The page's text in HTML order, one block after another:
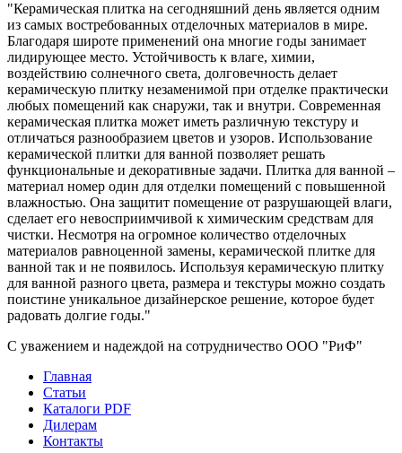
"Керамическая плитка на сегодняшний день является одним
из самых востребованных отделочных материалов в мире.
Благодаря широте применений она многие годы занимает
лидирующее место. Устойчивость к влаге, химии,
воздействию солнечного света, долговечность делает
керамическую плитку незаменимой при отделке практически
любых помещений как снаружи, так и внутри. Современная
керамическая плитка может иметь различную текстуру и
отличаться разнообразием цветов и узоров. Использование
керамической плитки для ванной позволяет решать
функциональные и декоративные задачи. Плитка для ванной –
материал номер один для отделки помещений с повышенной
влажностью. Она защитит помещение от разрушающей влаги,
сделает его невосприимчивой к химическим средствам для
чистки. Несмотря на огромное количество отделочных
материалов равноценной замены, керамической плитке для
ванной так и не появилось. Используя керамическую плитку
для ванной разного цвета, размера и текстуры можно создать
поистине уникальное дизайнерское решение, которое будет
радовать долгие годы."
С уважением и надеждой на сотрудничество ООО "РиФ"
Главная
Статьи
Каталоги PDF
Дилерам
Контакты